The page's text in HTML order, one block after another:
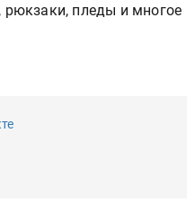
пледы и многое